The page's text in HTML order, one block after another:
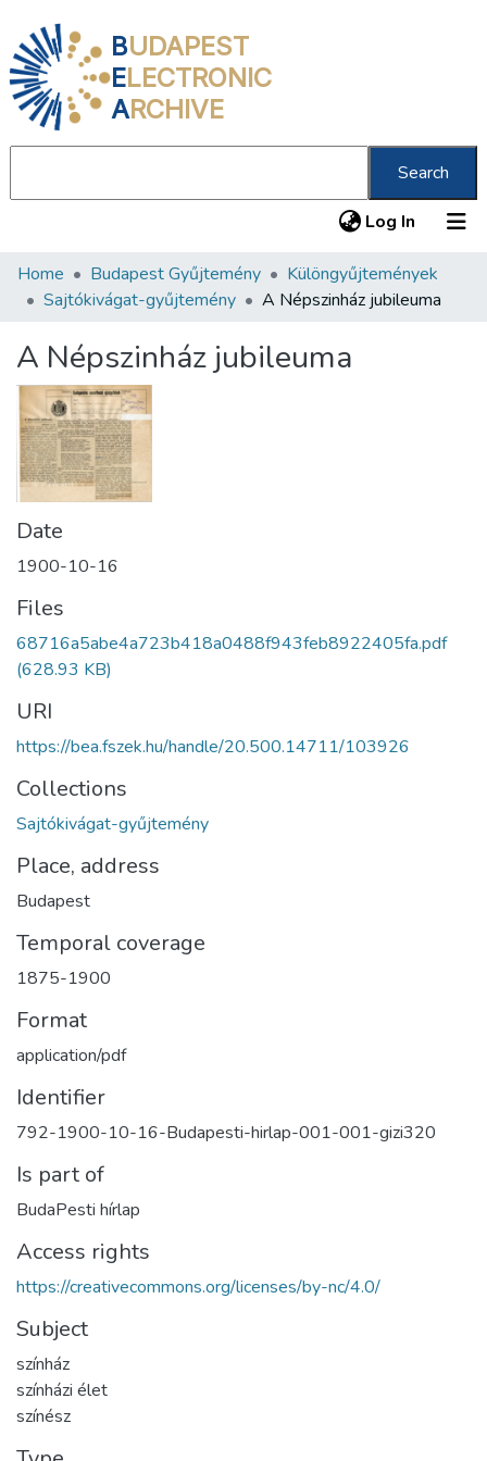
BUDAPEST
ELECTRONIC
ARCHIVE
Search
Log In (current)
Communities & Collections
Statistics
About us
Home Budapest Gyűjtemény
Különgyűjtemények
Sajtókivágat-gyűjtemény
A Népszinház jubileuma
A Népszinház jubileuma
Date
1900-10-16
Files
68716a5abe4a723b418a0488f943feb8922405fa.pdf
(628.93 KB)
URI
https://bea.fszek.hu/handle/20.500.14711/103926
Collections
Sajtókivágat-gyűjtemény
Place, address
Budapest
Temporal coverage
1875-1900
Format
application/pdf
Identifier
792-1900-10-16-Budapesti-hirlap-001-001-gizi320
Is part of
BudaPesti hírlap
Access rights
https://creativecommons.org/licenses/by-nc/4.0/
Subject
színház
színházi élet
színész